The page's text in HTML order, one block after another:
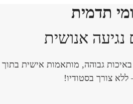
תדמית
גבוהה, מותאמות אישית בתוך